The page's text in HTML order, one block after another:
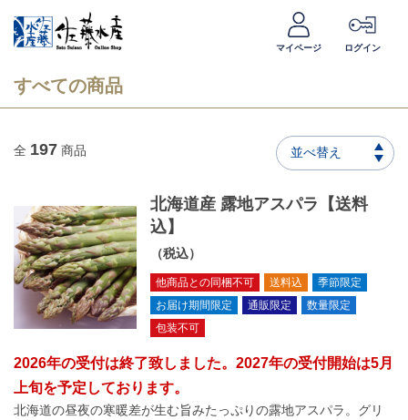
マイページ ログイン
すべての商品
全 197 商品 並べ替え
北海道産 露地アスパラ【送料
込】
（税込）
他商品との同梱不可 送料込
季節限定
お届け期間限定
通販限定
数量限定
包装不可
2026年の受付は終了致しました。2027年の受付開始は5月
上旬を予定しております。
北海道の昼夜の寒暖差が生む旨みたっぷりの露地アスパラ。グリ